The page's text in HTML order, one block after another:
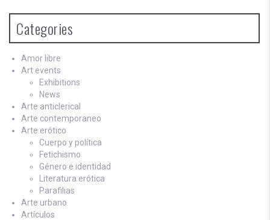
Categories
Amor libre
Art events
Exhibitions
News
Arte anticlerical
Arte contemporaneo
Arte erótico
Cuerpo y política
Fetichismo
Género e identidad
Literatura erótica
Parafilias
Arte urbano
Artículos